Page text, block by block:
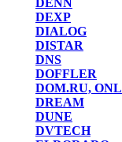
DENN
DEXP
DIALOG
DISTAR
DNS
DOFFLER
DOM.RU,
DREAM
DUNE
DVTECH